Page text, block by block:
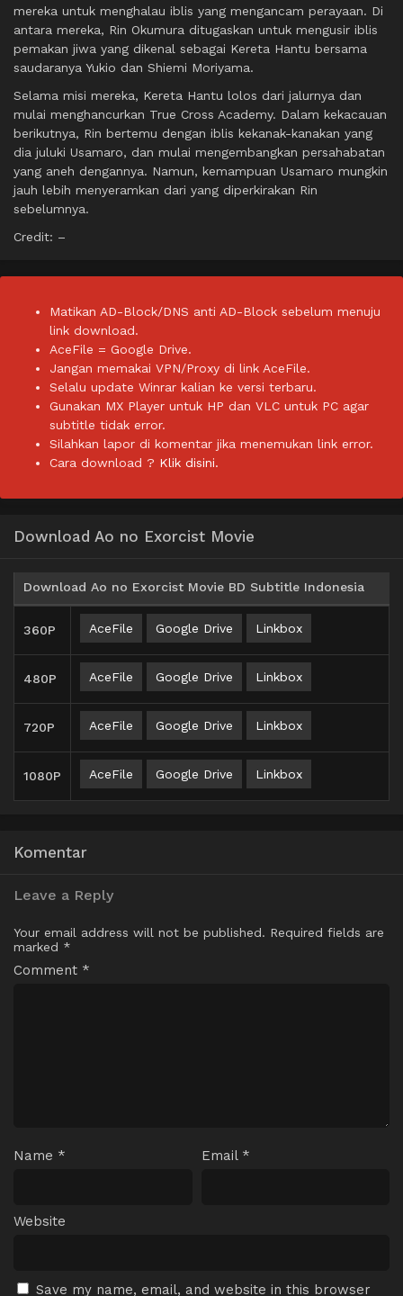
mereka untuk menghalau iblis yang mengancam perayaan. Di
antara mereka, Rin Okumura ditugaskan untuk mengusir iblis
pemakan jiwa yang dikenal sebagai Kereta Hantu bersama
saudaranya Yukio dan Shiemi Moriyama.
Selama misi mereka, Kereta Hantu lolos dari jalurnya dan
mulai menghancurkan True Cross Academy. Dalam kekacauan
berikutnya, Rin bertemu dengan iblis kekanak-kanakan yang
dia juluki Usamaro, dan mulai mengembangkan persahabatan
yang aneh dengannya. Namun, kemampuan Usamaro mungkin
jauh lebih menyeramkan dari yang diperkirakan Rin
sebelumnya.
Credit: –
Matikan AD-Block/DNS anti AD-Block sebelum menuju
link download.
AceFile = Google Drive.
Jangan memakai VPN/Proxy di link AceFile.
Selalu update Winrar kalian ke versi terbaru.
Gunakan MX Player untuk HP dan VLC untuk PC agar
subtitle tidak error.
Silahkan lapor di komentar jika menemukan link error.
Cara download ? Klik disini.
Download Ao no Exorcist Movie
Download Ao no Exorcist Movie BD Subtitle Indonesia
360P AceFile Google Drive Linkbox
480P AceFile Google Drive Linkbox
720P AceFile Google Drive Linkbox
1080P AceFile Google Drive Linkbox
Komentar
Leave a Reply
Your email address will not be published. Required fields are
marked *
Comment *
Name * Email *
Website
Save my name, email, and website in this browser